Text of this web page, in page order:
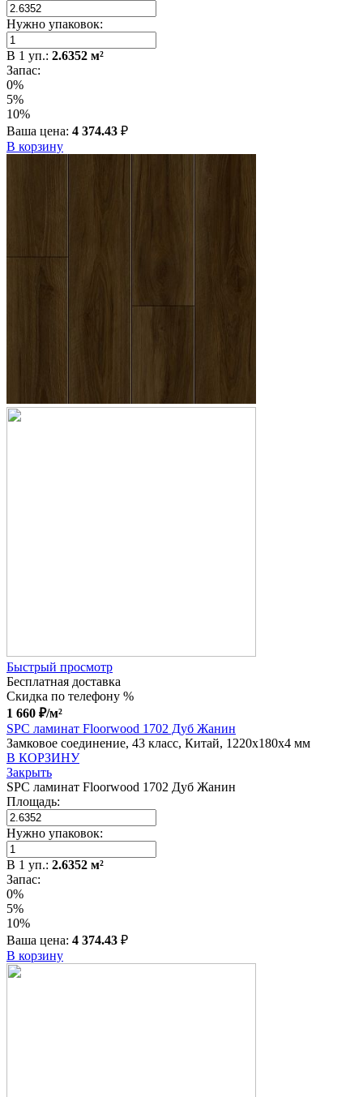
Нужно упаковок:
В 1 уп.: 2.6352 м²
Запас:
0%
5%
10%
Ваша цена: 4 374.43 ₽
В корзину
Быстрый просмотр
Бесплатная доставка
Скидка по телефону %
1 660 ₽/м²
SPC ламинат Floorwood 1702 Дуб Жанин
Замковое соединение, 43 класс, Китай, 1220x180x4 мм
В КОРЗИНУ
Закрыть
SPC ламинат Floorwood 1702 Дуб Жанин
Площадь:
Нужно упаковок:
В 1 уп.: 2.6352 м²
Запас:
0%
5%
10%
Ваша цена: 4 374.43 ₽
В корзину